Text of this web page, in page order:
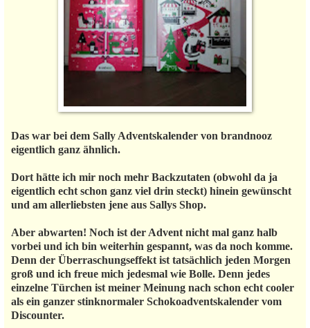
Das war bei dem Sally Adventskalender von brandnooz
eigentlich ganz ähnlich.
Dort hätte ich mir noch mehr Backzutaten (obwohl da ja
eigentlich echt schon ganz viel drin steckt) hinein gewünscht
und am allerliebsten jene aus Sallys Shop.
Aber abwarten! Noch ist der Advent nicht mal ganz halb
vorbei und ich bin weiterhin gespannt, was da noch komme.
Denn der Überraschungseffekt ist tatsächlich jeden Morgen
groß und ich freue mich jedesmal wie Bolle. Denn jedes
einzelne Türchen ist meiner Meinung nach schon echt cooler
als ein ganzer stinknormaler Schokoadventskalender vom
Discounter.